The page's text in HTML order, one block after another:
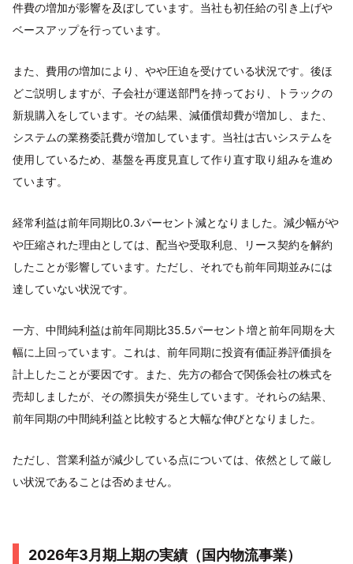
件費の増加が影響を及ぼしています。当社も初任給の引き上げや
ベースアップを行っています。
また、費用の増加により、やや圧迫を受けている状況です。後ほ
どご説明しますが、子会社が運送部門を持っており、トラックの
新規購入をしています。その結果、減価償却費が増加し、また、
システムの業務委託費が増加しています。当社は古いシステムを
使用しているため、基盤を再度見直して作り直す取り組みを進め
ています。
経常利益は前年同期比0.3パーセント減となりました。減少幅がや
や圧縮された理由としては、配当や受取利息、リース契約を解約
したことが影響しています。ただし、それでも前年同期並みには
達していない状況です。
一方、中間純利益は前年同期比35.5パーセント増と前年同期を大
幅に上回っています。これは、前年同期に投資有価証券評価損を
計上したことが要因です。また、先方の都合で関係会社の株式を
売却しましたが、その際損失が発生しています。それらの結果、
前年同期の中間純利益と比較すると大幅な伸びとなりました。
ただし、営業利益が減少している点については、依然として厳し
い状況であることは否めません。
2026年3月期上期の実績（国内物流事業）